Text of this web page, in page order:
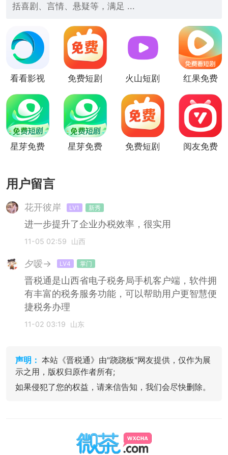
括喜剧、言情、悬疑等，满足 ...
看看影视
剧免费)
免费短剧
火山短剧
红果免费
星芽免费
星芽免费
免费短剧
阅友免费
用户留言
花开彼岸 LV1 新秀
进一步提升了企业办税效率，很实用
11-05 02:59 山西
夕嗳→ LV4 掌门
晋税通是山西省电子税务局手机客户端，软件拥
有丰富的税务服务功能，可以帮助用户更智慧便
捷税务办理
11-02 03:19 山东
声明： 本站《晋税通》由"跷跷板"网友提供，仅作为展
示之用，版权归原作者所有;
如果侵犯了您的权益，请来信告知，我们会尽快删除。